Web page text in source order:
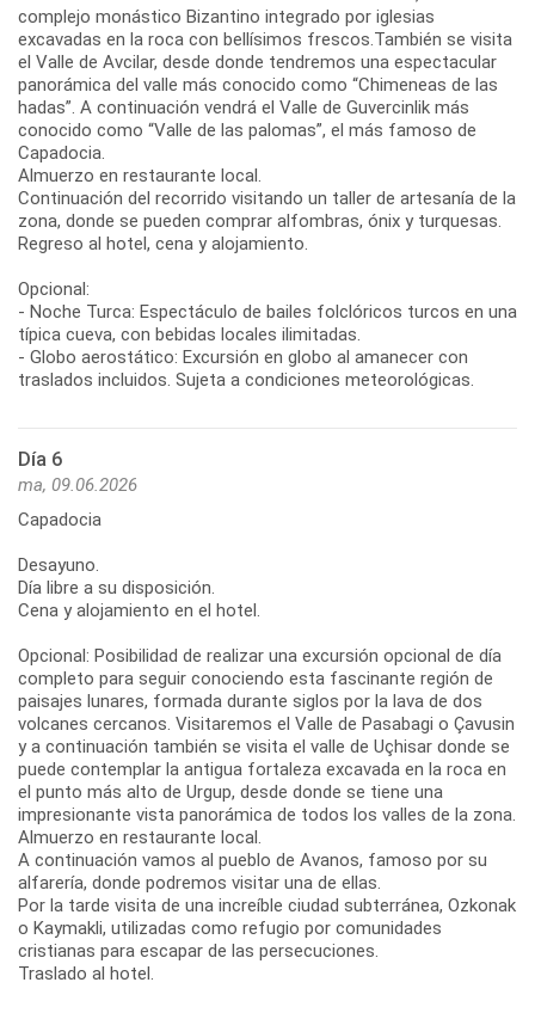
complejo monástico Bizantino integrado por iglesias
excavadas en la roca con bellísimos frescos.También se visita
el Valle de Avcilar, desde donde tendremos una espectacular
panorámica del valle más conocido como “Chimeneas de las
hadas”. A continuación vendrá el Valle de Guvercinlik más
conocido como “Valle de las palomas”, el más famoso de
Capadocia.
Almuerzo en restaurante local.
Continuación del recorrido visitando un taller de artesanía de la
zona, donde se pueden comprar alfombras, ónix y turquesas.
Regreso al hotel, cena y alojamiento.
Opcional:
- Noche Turca: Espectáculo de bailes folclóricos turcos en una
típica cueva, con bebidas locales ilimitadas.
- Globo aerostático: Excursión en globo al amanecer con
traslados incluidos. Sujeta a condiciones meteorológicas.
Día 6
ma, 09.06.2026
Capadocia
Desayuno.
Día libre a su disposición.
Cena y alojamiento en el hotel.
Opcional: Posibilidad de realizar una excursión opcional de día
completo para seguir conociendo esta fascinante región de
paisajes lunares, formada durante siglos por la lava de dos
volcanes cercanos. Visitaremos el Valle de Pasabagi o Çavusin
y a continuación también se visita el valle de Uçhisar donde se
puede contemplar la antigua fortaleza excavada en la roca en
el punto más alto de Urgup, desde donde se tiene una
impresionante vista panorámica de todos los valles de la zona.
Almuerzo en restaurante local.
A continuación vamos al pueblo de Avanos, famoso por su
alfarería, donde podremos visitar una de ellas.
Por la tarde visita de una increíble ciudad subterránea, Ozkonak
o Kaymakli, utilizadas como refugio por comunidades
cristianas para escapar de las persecuciones.
Traslado al hotel.